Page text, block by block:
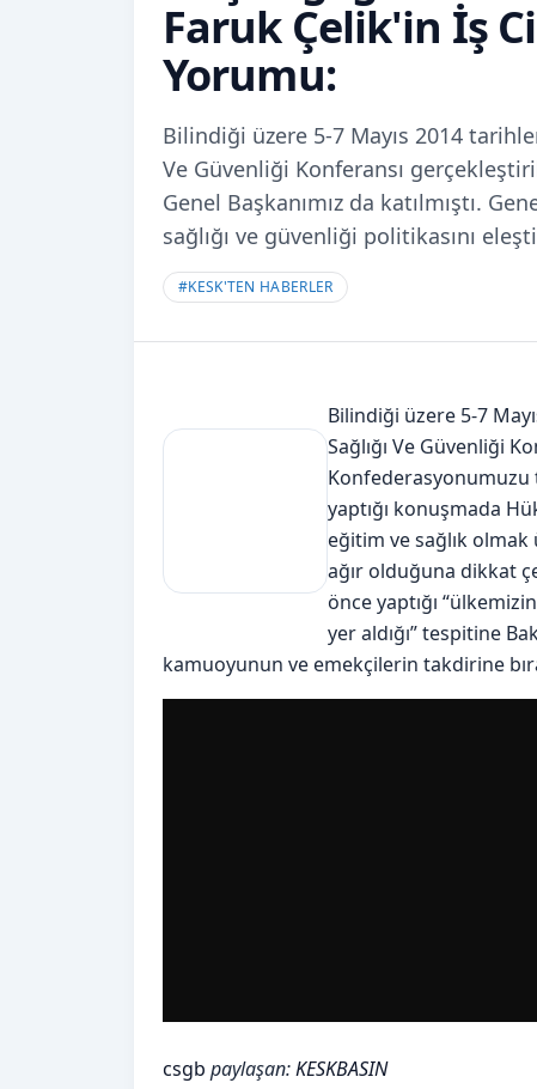
Faruk Çelik'in İş
Yorumu:
Bilindiği üzere 5-7 Mayıs 2014
Ve Güvenliği Konferansı
Genel Başkanımız da katılmıştı.
sağlığı ve güvenliği politikasını
#KESK'TEN HABERLER
Bilindiği üzere 5-7
Sağlığı Ve Güvenliği
Konfederasyonumuzu
yaptığı konuşmada
eğitim ve sağlık olmak
ağır olduğuna dikkat
önce yaptığı
yer aldığı” tespitine
kamuoyunun ve emekçilerin takdirine
csgb paylaşan:KESKBASIN